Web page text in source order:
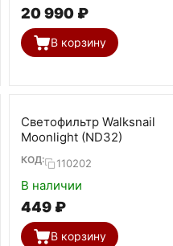
20 990 ₽
В корзину
Светофильтр Walksnail
Moonlight (ND32)
КОД: 110202
В наличии
‍449‍ ₽
В корзину